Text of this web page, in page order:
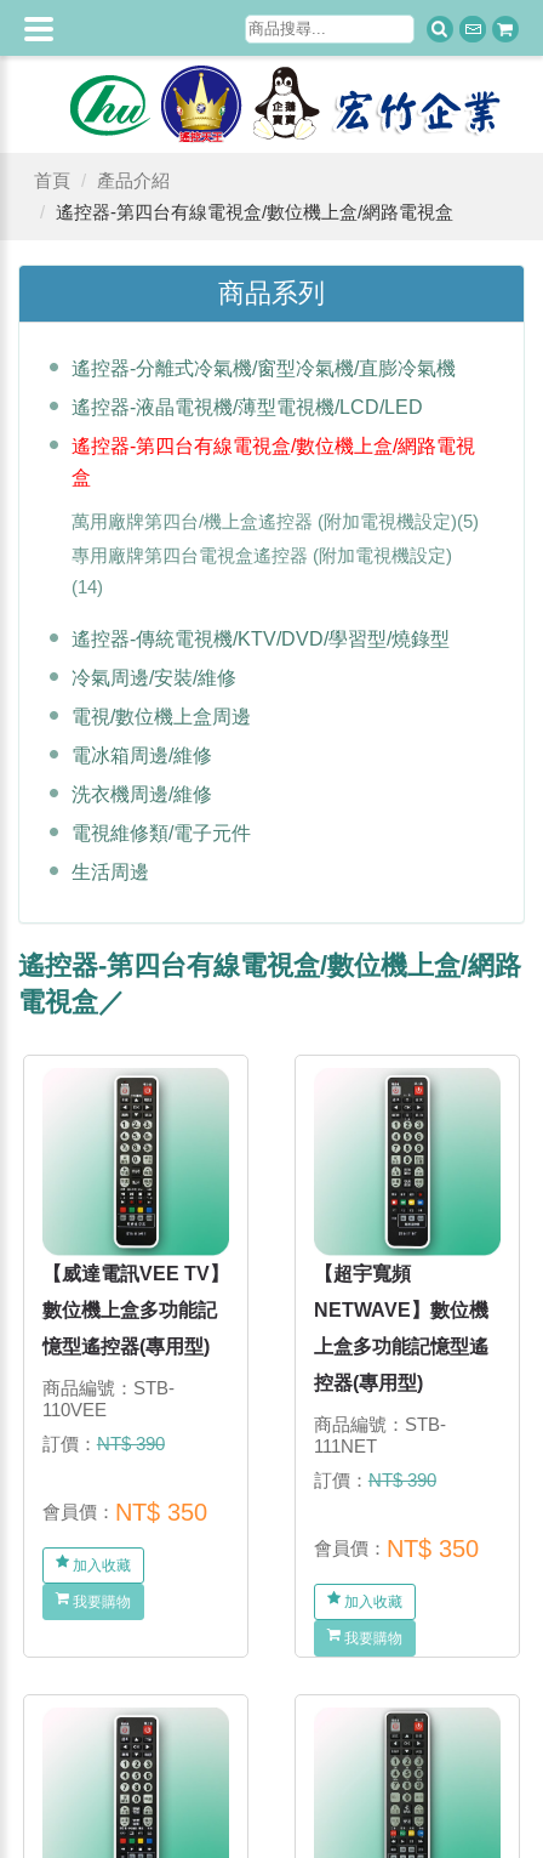
首頁
產品介紹
遙控器-第四台有線電視盒/數位機上盒/網路電視盒
商品系列
遙控器-分離式冷氣機/窗型冷氣機/直膨冷氣機
遙控器-液晶電視機/薄型電視機/LCD/LED
遙控器-第四台有線電視盒/數位機上盒/網路電視
盒
萬用廠牌第四台/機上盒遙控器 (附加電視機設定)(5)
專用廠牌第四台電視盒遙控器 (附加電視機設定)
(14)
遙控器-傳統電視機/KTV/DVD/學習型/燒錄型
冷氣周邊/安裝/維修
電視/數位機上盒周邊
電冰箱周邊/維修
洗衣機周邊/維修
電視維修類/電子元件
生活周邊
遙控器-第四台有線電視盒/數位機上盒/網路
電視盒／
【威達電訊VEE TV】
數位機上盒多功能記
憶型遙控器(專用型)
商品編號：STB-
110VEE
訂價：NT$ 390
會員價： NT$ 350
加入收藏
我要購物
【超宇寬頻
NETWAVE】數位機
上盒多功能記憶型遙
控器(專用型)
商品編號：STB-
111NET
訂價：NT$ 390
會員價： NT$ 350
加入收藏
我要購物